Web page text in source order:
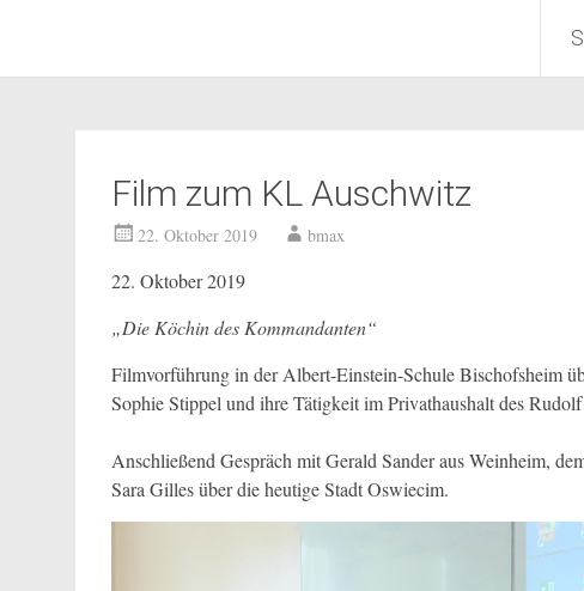
Brüder-Schönfeld-Forum e.V.
Film zum KL Auschwitz
22. Oktober 2019 bmax
22. Oktober 2019
„Die Köchin des Kommandanten“
Filmvorführung in der Albert-Einstein-Schule Bischofsheim
Sophie Stippel und ihre Tätigkeit im Privathaushalt des
Anschließend Gespräch mit Gerald Sander aus Weinheim,
Sara Gilles über die heutige Stadt Oswiecim.